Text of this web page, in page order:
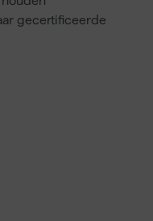
gecertificeerde